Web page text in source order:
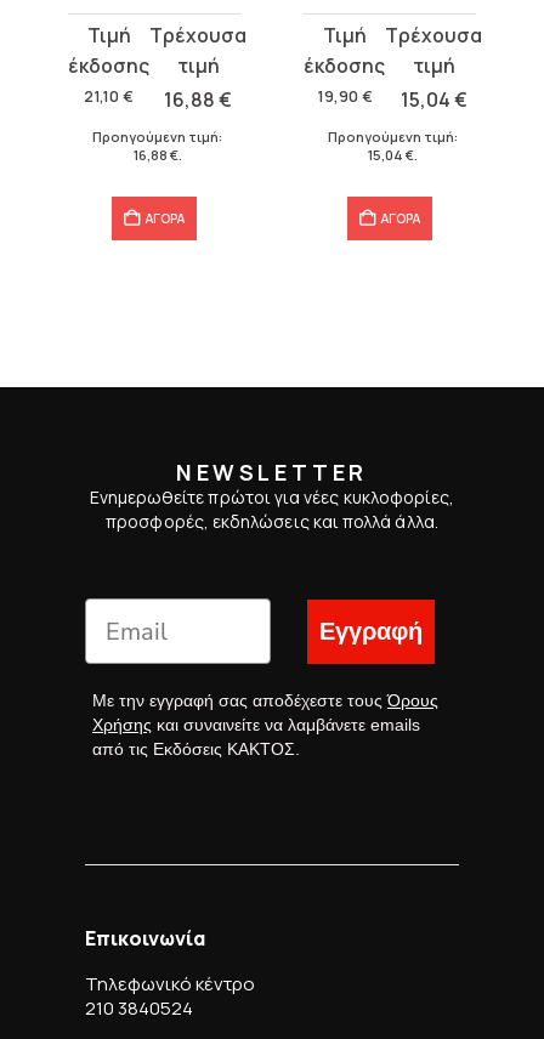
21,10 €
Original
price
was:
21,10 €.
16,88€
τρέχουσα
τιμή
είναι:
16,88 €.
Προηγούμενη τιμή:
16,88 €.
ΑΓΟΡΑ
19,90 €
Original
price
was:
19,90 €.
15,04€
τρέχουσα
τιμή
είναι:
15,04 €.
Προηγούμενη τιμή:
15,04 €.
ΑΓΟΡΑ
NEWSLETTER
Ενημερωθείτε πρώτοι για νέες κυκλοφορίες,
προσφορές, εκδηλώσεις και πολλά άλλα.
Εγγραφή
Με την εγγραφή σας αποδέχεστε τουςΌρους
Χρήσης και συναινείτε να λαμβάνετε emails
από τις Εκδόσεις ΚΑΚΤΟΣ.
Επικοινωνία
Τηλεφωνικό κέντρο
210 3840524